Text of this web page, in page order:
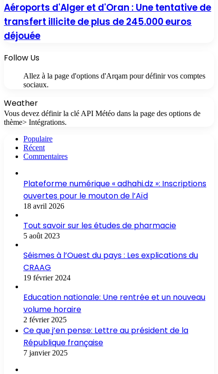
Aéroports d'Alger et d'Oran : Une tentative de
transfert illicite de plus de 245.000 euros
déjouée
Follow Us
Allez à la page d'options d'Arqam pour définir vos comptes
sociaux.
Weather
Vous devez définir la clé API Météo dans la page des options de
thème> Intégrations.
Populaire
Récent
Commentaires
Plateforme numérique « adhahi.dz »: Inscriptions
ouvertes pour le mouton de l’Aïd
18 avril 2026
Tout savoir sur les études de pharmacie
5 août 2023
Séismes à l’Ouest du pays : Les explications du
CRAAG
19 février 2024
Education nationale: Une rentrée et un nouveau
volume horaire
2 février 2025
Ce que j’en pense: Lettre au président de la
République française
7 janvier 2025